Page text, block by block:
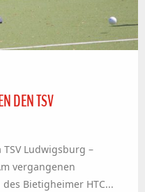
DEN TSV
Ludwigsburg –
vergangenen
Bietigheimer HTC...